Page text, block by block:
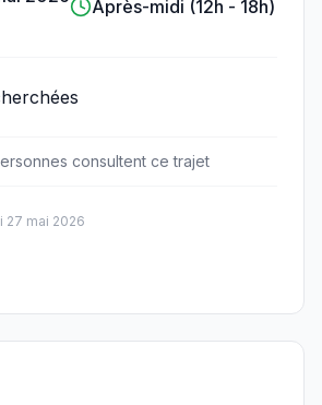
Après-midi (12h - 18h)
s consultentce trajet
27 mai 2026